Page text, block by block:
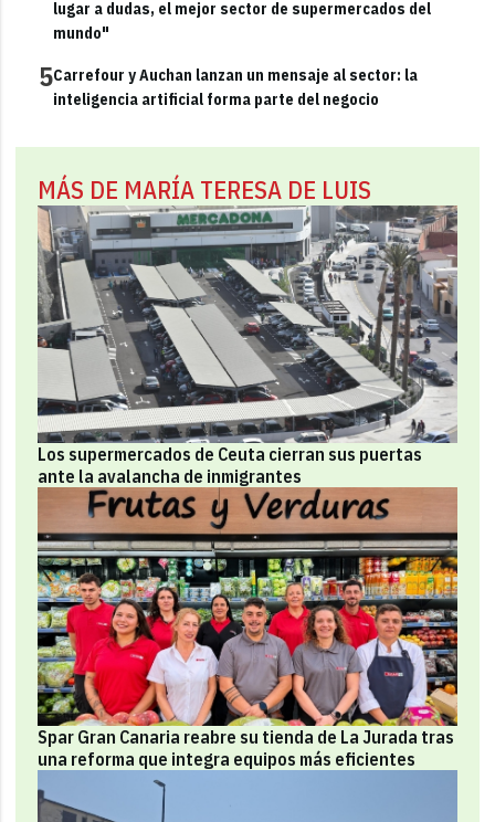
lugar a dudas, el mejor sector de supermercados del
mundo"
5Carrefour y Auchan lanzan un mensaje al sector: la
inteligencia artificial forma parte del negocio
MÁS DE MARÍA TERESA DE LUIS
Los supermercados de Ceuta cierran sus puertas
ante la avalancha de inmigrantes
Spar Gran Canaria reabre su tienda de La Jurada tras
una reforma que integra equipos más eficientes